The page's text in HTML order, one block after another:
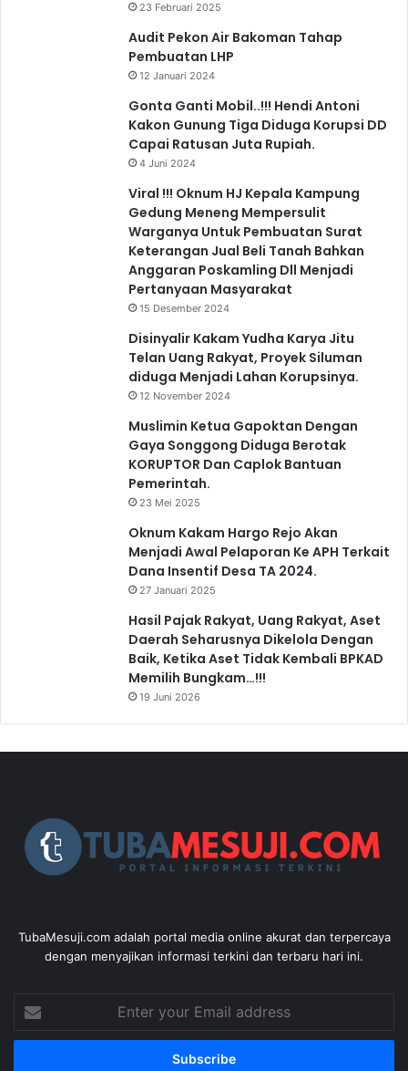
23 Februari 2025
Audit Pekon Air Bakoman Tahap
Pembuatan LHP
12 Januari 2024
Gonta Ganti Mobil..!!! Hendi Antoni
Kakon Gunung Tiga Diduga Korupsi DD
Capai Ratusan Juta Rupiah.
4 Juni 2024
Viral !!! Oknum HJ Kepala Kampung
Gedung Meneng Mempersulit
Warganya Untuk Pembuatan Surat
Keterangan Jual Beli Tanah Bahkan
Anggaran Poskamling Dll Menjadi
Pertanyaan Masyarakat
15 Desember 2024
Disinyalir Kakam Yudha Karya Jitu
Telan Uang Rakyat, Proyek Siluman
diduga Menjadi Lahan Korupsinya.
12 November 2024
Muslimin Ketua Gapoktan Dengan
Gaya Songgong Diduga Berotak
KORUPTOR Dan Caplok Bantuan
Pemerintah.
23 Mei 2025
Oknum Kakam Hargo Rejo Akan
Menjadi Awal Pelaporan Ke APH Terkait
Dana Insentif Desa TA 2024.
27 Januari 2025
Hasil Pajak Rakyat, Uang Rakyat, Aset
Daerah Seharusnya Dikelola Dengan
Baik, Ketika Aset Tidak Kembali BPKAD
Memilih Bungkam…!!!
19 Juni 2026
TubaMesuji.com adalah portal media online akurat dan terpercaya
dengan menyajikan informasi terkini dan terbaru hari ini.
your
Email